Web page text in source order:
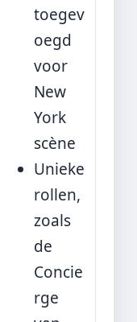
toegev
oegd
voor
New
York
scène
Unieke
rollen,
zoals
de
Concie
rge